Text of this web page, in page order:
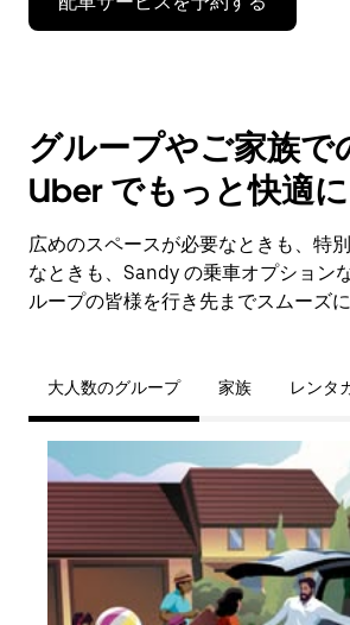
グループやご家族で
Uber でもっと快適に
広めのスペースが必要なときも、特
なときも、Sandy の乗車オプション
ループの皆様を行き先までスムーズ
大人数のグループ 家族 レンタ